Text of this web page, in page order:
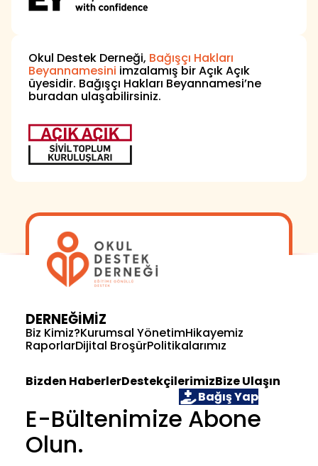
Okul Destek Derneği, Bağışçı Hakları
Beyannamesini imzalamış bir Açık Açık
üyesidir. Bağışçı Hakları Beyannamesi’ne
buradan ulaşabilirsiniz.
DERNEĞİMİZ
Biz Kimiz?Kurumsal YönetimHikayemiz
RaporlarDijital BroşürPolitikalarımız
Bizden HaberlerDestekçilerimizBize Ulaşın
Bağış Yap
E-Bültenimize Abone
Olun.